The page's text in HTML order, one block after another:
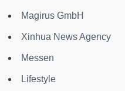
Magirus GmbH
Xinhua News Agency
Messen
Lifestyle